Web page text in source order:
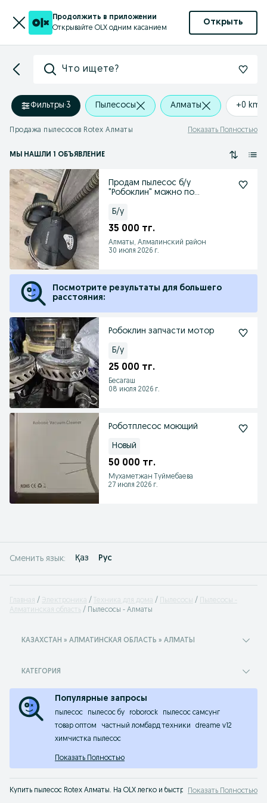
Продолжить в приложении
Открывайте OLX одним касанием
Открыть
Что ищете?
Фильтры·3 Пылесосы Алматы +0 km
Продажа пылесосов Rotex Алматы Показать Полностью
МЫ НАШЛИ 1 ОБЪЯВЛЕНИЕ
Продам пылесос б/у
"Робоклин" можно по
Б/у
35 000 тг.
Алматы, Алмалинский район
30 июля 2026 г.
Посмотрите результаты для большего
расстояния:
Робоклин запчасти мотор
Б/у
25 000 тг.
Бесагаш
08 июля 2026 г.
Роботплесос моющий
Новый
50 000 тг.
Мухаметжан Туймебаева
27 июля 2026 г.
Сменить язык: Қаз Рус
Главная Электроника Техника для дома Пылесосы
Пылесосы -
Алматинская область
Пылесосы - Алматы
КАЗАХСТАН » АЛМАТИНСКАЯ ОБЛАСТЬ » АЛМАТЫ
КАТЕГОРИЯ
Популярные запросы
пылесос пылесос бу roborock
пылесос самсунг
товар оптом
частный ломбард техники
dreame v12
химчистка пылесос
Показать Полностью
Купить пылесос Rotex Алматы. На OLX легко и быстро можно купить
Показать Полностью